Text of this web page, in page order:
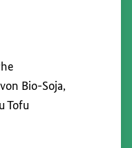
Bio-Soja,
Tofu